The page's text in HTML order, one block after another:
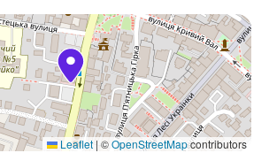
Leaflet | ©OpenStreetMapcontributors